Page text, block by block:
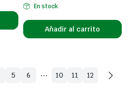
En stock
Añadir al carrito
5 6 … 10 11 12